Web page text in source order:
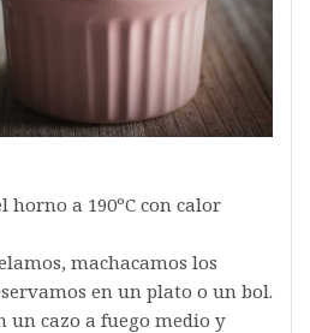
horno a 190ºC con calor
machacamos los
en un plato o un bol.
un cazo a fuego medio y